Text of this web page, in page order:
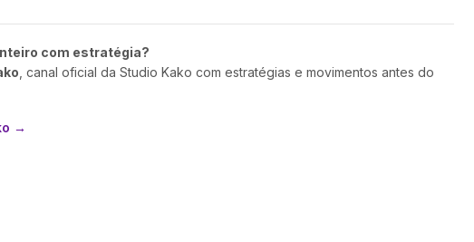
com estratégia?
, canal oficial da Studio Kako com estratégias e movimentos antes do
→